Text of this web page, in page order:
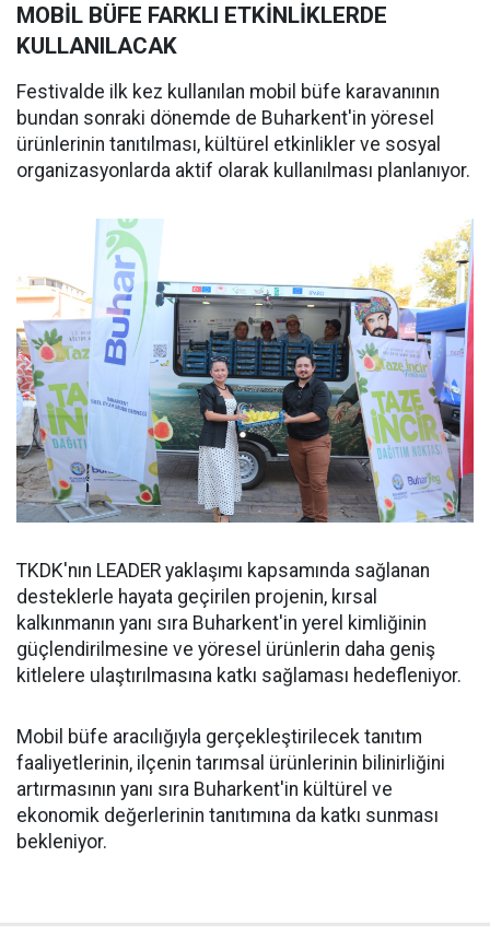
MOBİL BÜFE FARKLI ETKİNLİKLERDE
KULLANILACAK
Festivalde ilk kez kullanılan mobil büfe karavanının
bundan sonraki dönemde de Buharkent'in yöresel
ürünlerinin tanıtılması, kültürel etkinlikler ve sosyal
organizasyonlarda aktif olarak kullanılması planlanıyor.
TKDK'nın LEADER yaklaşımı kapsamında sağlanan
desteklerle hayata geçirilen projenin, kırsal
kalkınmanın yanı sıra Buharkent'in yerel kimliğinin
güçlendirilmesine ve yöresel ürünlerin daha geniş
kitlelere ulaştırılmasına katkı sağlaması hedefleniyor.
Mobil büfe aracılığıyla gerçekleştirilecek tanıtım
faaliyetlerinin, ilçenin tarımsal ürünlerinin bilinirliğini
artırmasının yanı sıra Buharkent'in kültürel ve
ekonomik değerlerinin tanıtımına da katkı sunması
bekleniyor.